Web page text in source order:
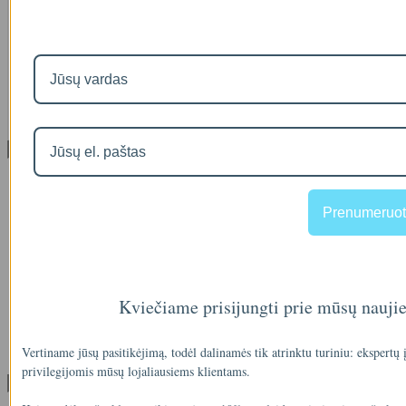
IŠMANAUS VANDENS NUOTĖKIO DETEKTORIAUS PRIEDAS
SOM GUARD
Informacija
Apie mus
Atsiskaitymas IŠSIMOKĖTINAI
Informacija pagal BDAR
Kviečiame prisijungti prie mūsų
Vertiname jūsų pasitikėjimą, todėl dalinamės tik atrinktu turiniu:
privilegijomis mūsų lojaliausiems klientams.